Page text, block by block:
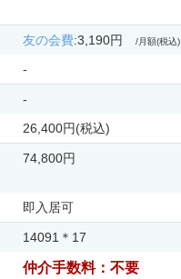
友の会費:3,190円/月額(税込)
-
-
26,400円(税込)
74,800円
即入居可
14091＊17
仲介手数料：不要